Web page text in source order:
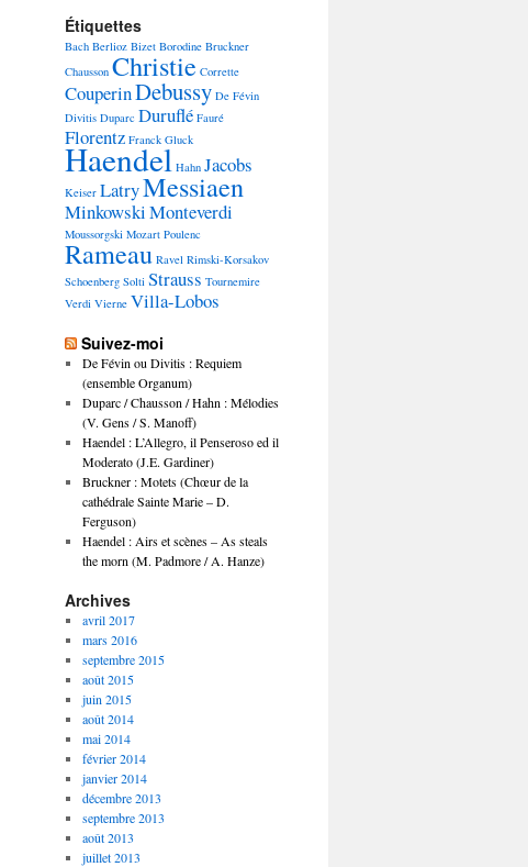
Étiquettes
Bach Berlioz Bizet Borodine Bruckner
Chausson Christie Corrette
CouperinDebussy De Févin
Divitis Duparc Duruflé Fauré
Florentz Franck Gluck
Haendel Hahn Jacobs
Keiser LatryMessiaen
MinkowskiMonteverdi
Moussorgski Mozart Poulenc
Rameau Ravel Rimski-Korsakov
Schoenberg Solti Strauss Tournemire
Verdi Vierne Villa-Lobos
Suivez-moi
De Févin ou Divitis : Requiem
(ensemble Organum)
Duparc / Chausson / Hahn : Mélodies
(V. Gens / S. Manoff)
Haendel : L’Allegro, il Penseroso ed il
Moderato (J.E. Gardiner)
Bruckner : Motets (Chœur de la
cathédrale Sainte Marie – D.
Ferguson)
Haendel : Airs et scènes – As steals
the morn (M. Padmore / A. Hanze)
Archives
avril 2017
mars 2016
septembre 2015
août 2015
juin 2015
août 2014
mai 2014
février 2014
janvier 2014
décembre 2013
septembre 2013
août 2013
juillet 2013